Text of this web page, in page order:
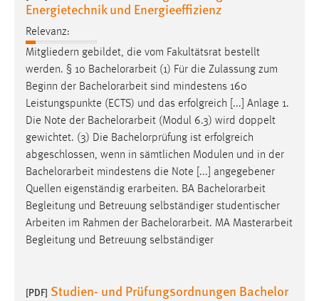
Energietechnik und Energieeffizienz
Relevanz:
Mitgliedern gebildet, die vom Fakultätsrat bestellt
werden. § 10 Bachelorarbeit (1) Für die Zulassung zum
Beginn der Bachelorarbeit sind mindestens 160
Leistungspunkte (ECTS) und das erfolgreich [...] Anlage 1.
Die Note der Bachelorarbeit (Modul 6.3) wird doppelt
gewichtet. (3) Die Bachelorprüfung ist erfolgreich
abgeschlossen, wenn in sämtlichen Modulen und in der
Bachelorarbeit mindestens die Note [...] angegebener
Quellen eigenständig erarbeiten. BA Bachelorarbeit
Begleitung und Betreuung selbständiger studentischer
Arbeiten im Rahmen der Bachelorarbeit. MA Masterarbeit
Begleitung und Betreuung selbständiger
[PDF] Studien- und Prüfungsordnungen Bachelor